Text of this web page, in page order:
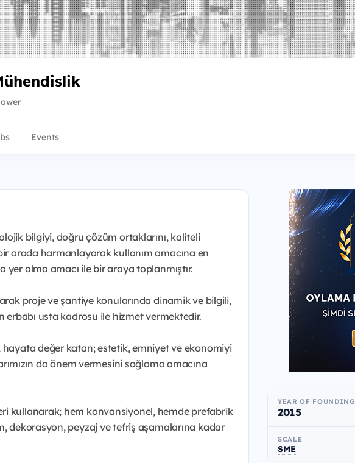
Events
bilgiyi, doğru çözüm ortaklarını, kaliteli
arada harmanlayarak kullanım amacına en
alma amacı ile bir araya toplanmıştır.
proje ve şantiye konularında dinamik ve bilgili,
usta kadrosu ile hizmet vermektedir.
hayata değer katan; estetik, emniyet ve ekonomiyi
da önem vermesini sağlama amacına
kullanarak; hem konvansiyonel, hemde prefabrik
dekorasyon, peyzaj ve tefriş aşamalarına kadar
YEAR OF FOUNDING
2015
SCALE
SME